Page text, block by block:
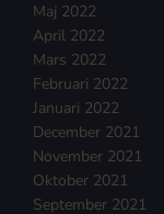
Maj 2022
April 2022
Mars 2022
Februari 2022
Januari 2022
December 2021
November 2021
Oktober 2021
September 2021